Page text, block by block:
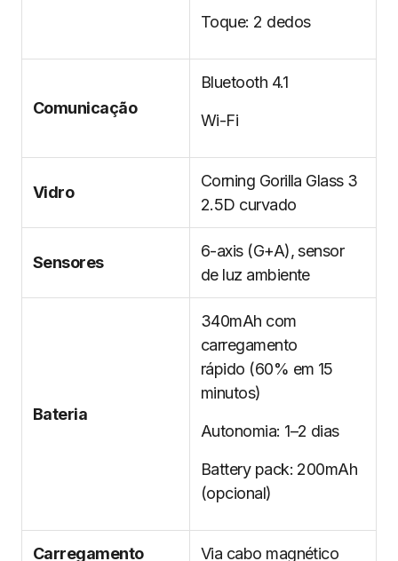
Toque: 2 dedos
Comunicação
Bluetooth 4.1
Wi-Fi
Vidro
Corning Gorilla Glass 3
2.5D curvado
Sensores
6-axis (G+A), sensor
de luz ambiente
Bateria
340mAh com
carregamento
rápido (60% em 15
minutos)
Autonomia: 1–2 dias
Battery pack: 200mAh
(opcional)
Carregamento Via cabo magnético